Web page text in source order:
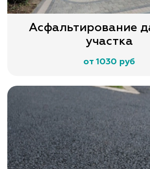
Асфальтирование
участка
от 1030 руб